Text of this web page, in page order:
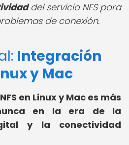
del servicio NFS para
de conexión.
Integración
y Mac
en Linux y Mac es más
en la era de la
y la conectividad